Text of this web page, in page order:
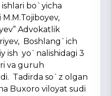
bo`yicha
Advokatlik
Boshlang`ich
ish yo`nalishidagi 3
va guruh
Tadirda so`z olgan
Buxoro viloyat sudi